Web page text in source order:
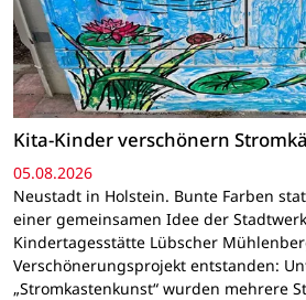
Kita-Kinder verschönern
05.08.2026
Neustadt in Holstein. Bunte Farben
einer gemeinsamen Idee der
Kindertagesstätte Lübscher
Verschönerungsprojekt entstanden:
„Stromkastenkunst“ wurden mehrere